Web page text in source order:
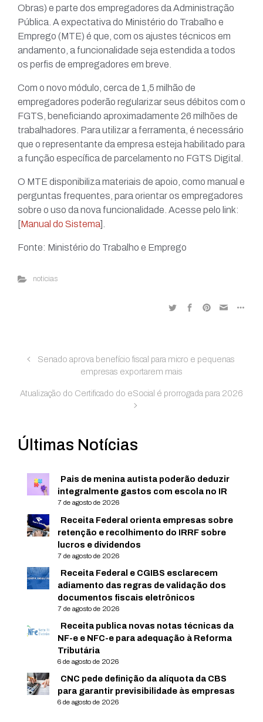
Obras) e parte dos empregadores da Administração
Pública. A expectativa do Ministério do Trabalho e
Emprego (MTE) é que, com os ajustes técnicos em
andamento, a funcionalidade seja estendida a todos
os perfis de empregadores em breve.
Com o novo módulo, cerca de 1,5 milhão de
empregadores poderão regularizar seus débitos com o
FGTS, beneficiando aproximadamente 26 milhões de
trabalhadores. Para utilizar a ferramenta, é necessário
que o representante da empresa esteja habilitado para
a função específica de parcelamento no FGTS Digital.
O MTE disponibiliza materiais de apoio, como manual e
perguntas frequentes, para orientar os empregadores
sobre o uso da nova funcionalidade. Acesse pelo link:
[Manual do Sistema].
Fonte: Ministério do Trabalho e Emprego
noticias
Senado aprova benefício fiscal para micro e pequenas
empresas exportarem mais
Atualização do Certificado do eSocial é prorrogada para 2026
Últimas Notícias
Pais de menina autista poderão deduzir
integralmente gastos com escola no IR
7 de agosto de 2026
Receita Federal orienta empresas sobre
retenção e recolhimento do IRRF sobre
lucros e dividendos
7 de agosto de 2026
Receita Federal e CGIBS esclarecem
adiamento das regras de validação dos
documentos fiscais eletrônicos
7 de agosto de 2026
Receita publica novas notas técnicas da
NF-e e NFC-e para adequação à Reforma
Tributária
6 de agosto de 2026
CNC pede definição da alíquota da CBS
para garantir previsibilidade às empresas
6 de agosto de 2026